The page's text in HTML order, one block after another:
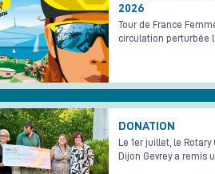
2026
Tour de France
circulation perturbée
DONATION
Le 1er juillet, le Rotary
Dijon Gevrey a remis